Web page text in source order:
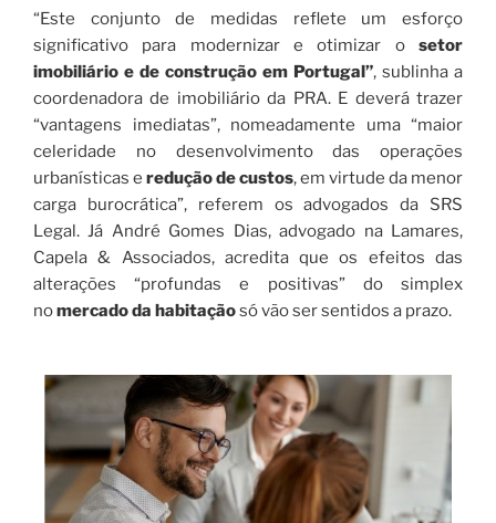
“Este conjunto de medidas reflete um esforço
significativo para modernizar e otimizar osetor
imobiliário e de construção em Portugal”, sublinha a
coordenadora de imobiliário da PRA. E deverá trazer
“vantagens imediatas”, nomeadamente uma “maior
celeridade no desenvolvimento das operações
urbanísticas e redução de custos, em virtude da menor
carga burocrática”, referem os advogados da SRS
Legal. Já André Gomes Dias, advogado na Lamares,
Capela & Associados, acredita que os efeitos das
alterações “profundas e positivas” do simplex
nomercado da habitaçãosó vão ser sentidos a prazo.